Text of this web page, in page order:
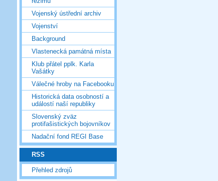
Vojenský ústřední archiv
Vojenství
Background
Vlastenecká památná místa
Klub přátel pplk. Karla
Vašátky
Válečné hroby na Facebooku
Historická data osobností a
událostí naší republiky
Slovenský zväz
protifašistických bojovníkov
Nadační fond REGI Base
RSS
Přehled zdrojů